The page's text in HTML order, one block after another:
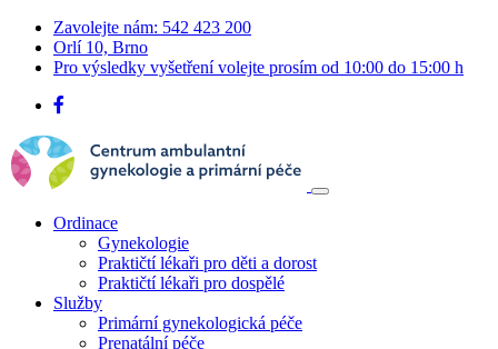
Zavolejte nám: 542 423 200
Orlí 10, Brno
Pro výsledky vyšetření volejte prosím od 10:00 do 15:00 h
Ordinace
Gynekologie
Praktičtí lékaři pro děti a dorost
Praktičtí lékaři pro dospělé
Služby
Primární gynekologická péče
Prenatální péče